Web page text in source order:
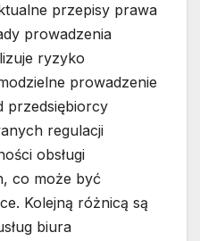
przepisy prawa
prowadzenia
ryzyko
prowadzenie
przedsiębiorcy
regulacji
obsługi
co może być
Kolejną różnicą są
biura